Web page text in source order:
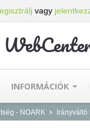
vagy
INFORMÁCIÓK
- NOARK